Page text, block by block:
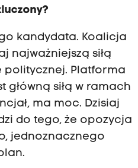
kandydata. Koalicja
najważniejszą siłą
Platforma
główną siłą w ramach
ma moc. Dzisiaj
do tego, że opozycja
jednoznacznego